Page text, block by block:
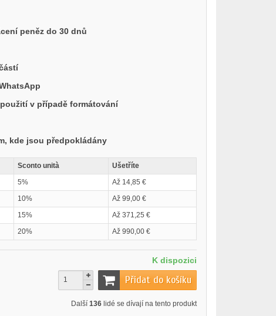
peněz do 30 dnů
v případě formátování
kde jsou předpokládány
Sconto unità
Ušetříte
5%
Až 14,85 €
10%
Až 99,00 €
15%
Až 371,25 €
20% Až 990,00 €
K dispozici
Přidat do košíku
Další 136 lidé se dívají na tento produkt